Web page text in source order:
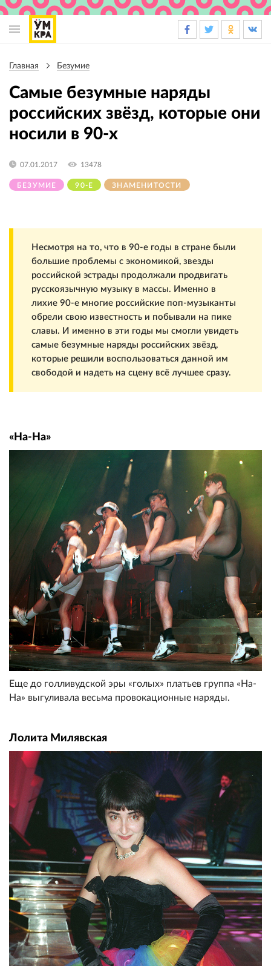
навигации
Главная Безумие
Самые безумные наряды
российских звёзд, которые они
носили в 90-х
БЕЗУМИЕ 90-Е ЗНАМЕНИТОСТИ
07.01.2017 13478
Несмотря на то, что в 90-е годы в стране были
большие проблемы с экономикой, звезды
российской эстрады продолжали продвигать
русскоязычную музыку в массы. Именно в
лихие 90-е многие российские поп-музыканты
обрели свою известность и побывали на пике
славы. И именно в эти годы мы смогли увидеть
самые безумные наряды российских звёзд,
которые решили воспользоваться данной им
свободой и надеть на сцену всё лучшее сразу.
«На-На»
Еще до голливудской эры «голых» платьев группа «На-
На» выгуливала весьма провокационные наряды.
Лолита Милявская